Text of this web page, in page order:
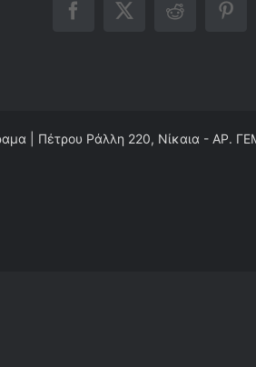
Facebook
X Reddit
| Πέτρου Ράλλη 220, Νίκαια - ΑΡ.